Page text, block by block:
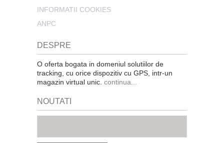
INFORMATII COOKIES
ANPC
DESPRE
O oferta bogata in domeniul solutiilor de
tracking, cu orice dispozitiv cu GPS, intr-un
magazin virtual unic. continua...
NOUTATI